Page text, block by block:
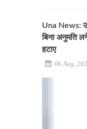
Una News:
बिना अनुमति
हटाए
06 Aug,